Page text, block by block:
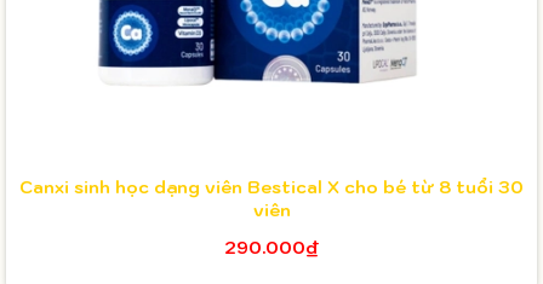
Canxi sinh học dạng viên Bestical X cho bé từ 8 tuổi 30
viên
290.000₫